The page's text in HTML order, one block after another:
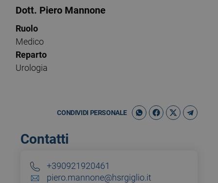
Dott. Piero Mannone
Ruolo
Medico
Reparto
Urologia
CONDIVIDI PERSONALE
Contatti
+390921920461
piero.mannone@hsrgiglio.it